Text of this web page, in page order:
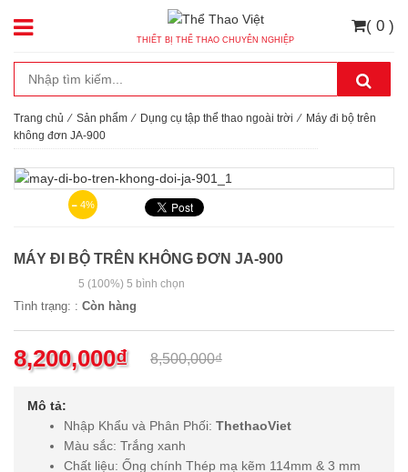
THIẾT BỊ THỂ THAO CHUYÊN NGHIỆP
( 0 )
Trang chủ ⁄ Sản phẩm ⁄ Dụng cụ tập thể thao ngoài trời ⁄ Máy đi bộ trên
không đơn JA-900
4%
MÁY ĐI BỘ TRÊN KHÔNG ĐƠN JA-900
5 (100%) 5 bình chọn
Tình trạng: : Còn hàng
8,500,000₫
8,200,000₫
Mô tả:
Nhập Khẩu và Phân Phối: ThethaoViet
Màu sắc: Trắng xanh
Chất liệu: Ống chính Thép mạ kẽm 114mm & 3 mm